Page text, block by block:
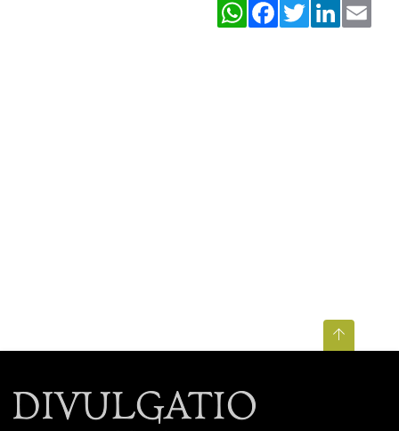
WhatsAppFacebookTwitterLinkedIn